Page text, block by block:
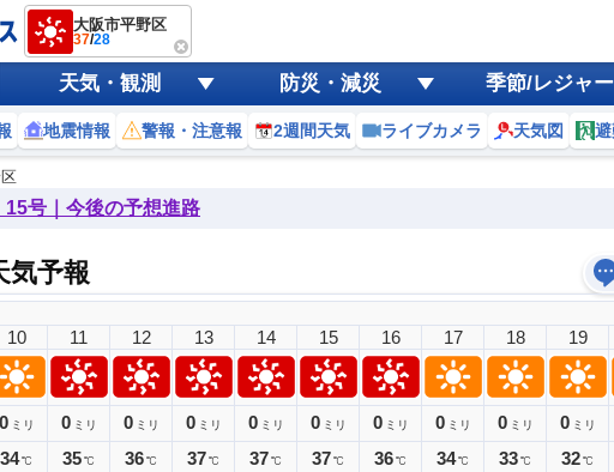
大阪市平野区
37/28
天気・観測 防災・減災 季節/レジャー
地震情報 警報・注意報 2週間天気 ライブカメラ 天気図
15号｜今後の予想進路
気予報
10
0 ミリ
34℃
11
0 ミリ
35℃
12
0 ミリ
36℃
13
0 ミリ
37℃
14
0 ミリ
37℃
15
0 ミリ
37℃
16
0 ミリ
36℃
17
0 ミリ
34℃
18
0 ミリ
33℃
19
0 ミリ
32℃